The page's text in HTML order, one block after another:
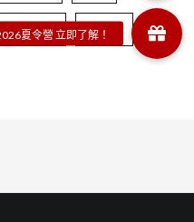
集團總部 青少年